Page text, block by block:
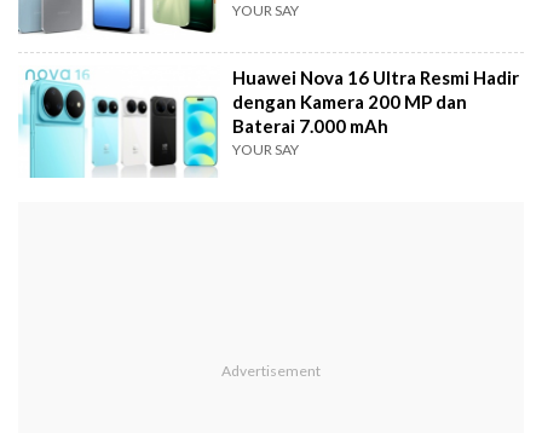
YOUR SAY
Huawei Nova 16 Ultra Resmi Hadir
dengan Kamera 200 MP dan
Baterai 7.000 mAh
YOUR SAY